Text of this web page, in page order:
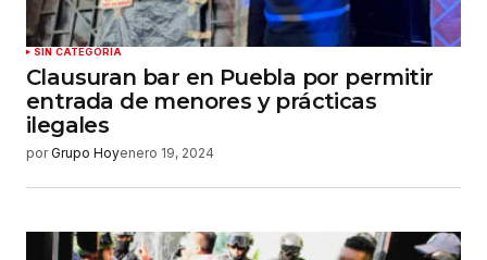
SIN CATEGORÍA
Clausuran bar en Puebla por permitir
entrada de menores y prácticas
ilegales
por Grupo Hoyenero 19, 2024